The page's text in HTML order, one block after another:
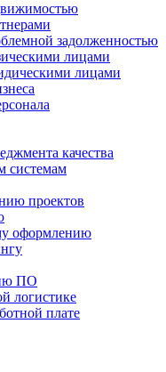
задолженностью
лицами
лицами
качества
системам
проектов
оформлению
ПО
логистике
плате